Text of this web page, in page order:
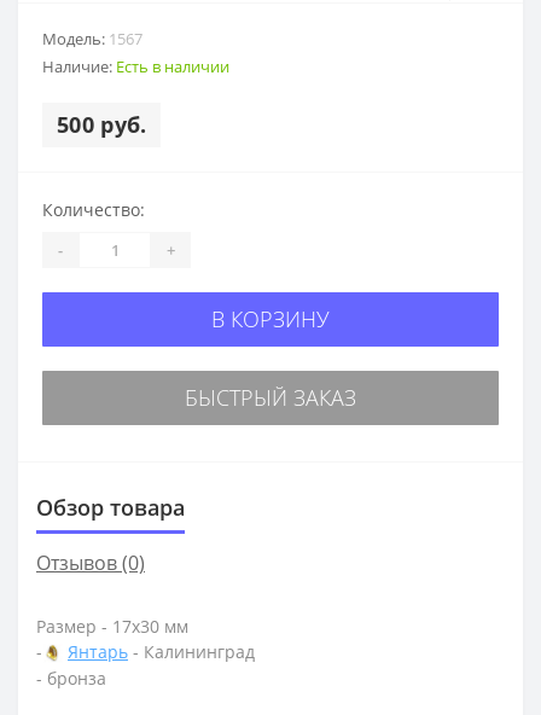
Модель: 1567
Наличие: Есть в наличии
500 руб.
Количество:
- +
В КОРЗИНУ
БЫСТРЫЙ ЗАКАЗ
Обзор товара
Отзывов (0)
Размер - 17х30 мм
-
Янтарь - Калининград
- бронза